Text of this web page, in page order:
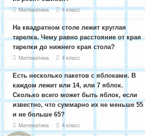
Математика 4 класс
На квадратном столе лежит круглая
тарелка. Чему равно расстояние от края
тарелки до нижнего края стола?
Математика 4 класс
Есть несколько пакетов с яблоками. В
каждом лежит или 14, или 7 яблок.
Сколько всего может быть яблок, если
известно, что суммарно их не меньше 55
и не больше 65?
Математика 4 класс